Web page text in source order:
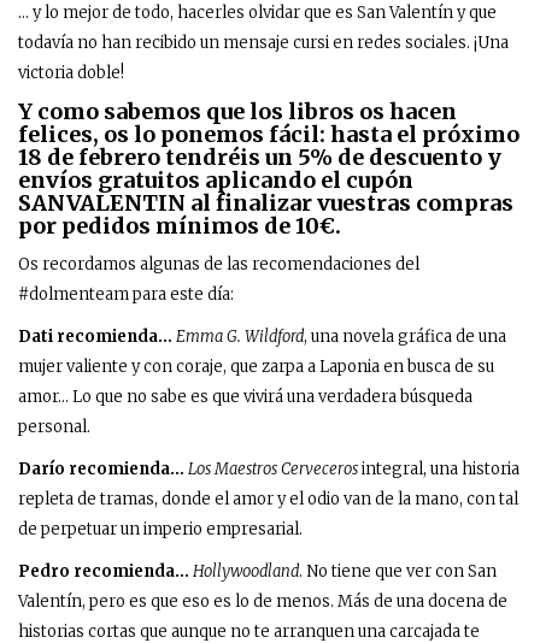
… y lo mejor de todo, hacerles olvidar que es San Valentín y que
todavía no han recibido un mensaje cursi en redes sociales. ¡Una
victoria doble!
Y como sabemos que los libros os hacen
felices, os lo ponemos fácil: hasta el próximo
18 de febrero tendréis un 5% de descuento y
envíos gratuitos aplicando el cupón
SANVALENTIN al finalizar vuestras compras
por pedidos mínimos de 10€.
Os recordamos algunas de las recomendaciones del
#dolmenteam para este día:
Dati recomienda… Emma G. Wildford, una novela gráfica de una
mujer valiente y con coraje, que zarpa a Laponia en busca de su
amor… Lo que no sabe es que vivirá una verdadera búsqueda
personal.
Darío recomienda… Los Maestros Cervecerosintegral, una historia
repleta de tramas, donde el amor y el odio van de la mano, con tal
de perpetuar un imperio empresarial.
Pedro recomienda… Hollywoodland. No tiene que ver con San
Valentín, pero es que eso es lo de menos. Más de una docena de
historias cortas que aunque no te arranquen una carcajada te